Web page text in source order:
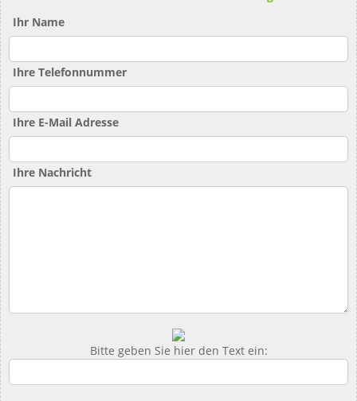
Ihr Name
Ihre Telefonnummer
Ihre E-Mail Adresse
Ihre Nachricht
Bitte geben Sie hier den Text ein: